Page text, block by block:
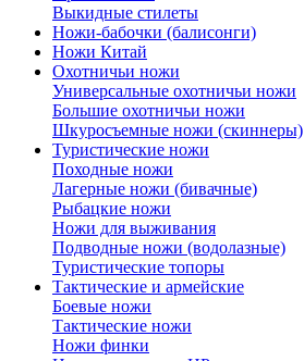
Выкидные стилеты
Ножи-бабочки (балисонги)
Ножи Китай
Охотничьи ножи
Универсальные охотничьи ножи
Большие охотничьи ножи
Шкуросъемные ножи (скиннеры)
Туристические ножи
Походные ножи
Лагерные ножи (бивачные)
Рыбацкие ножи
Ножи для выживания
Подводные ножи (водолазные)
Туристические топоры
Тактические и армейские
Боевые ножи
Тактические ножи
Ножи финки